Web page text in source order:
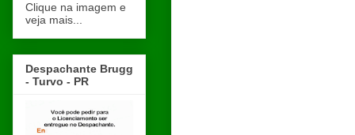
Clique na imagem e
veja mais...
Despachante Brugg
- Turvo - PR